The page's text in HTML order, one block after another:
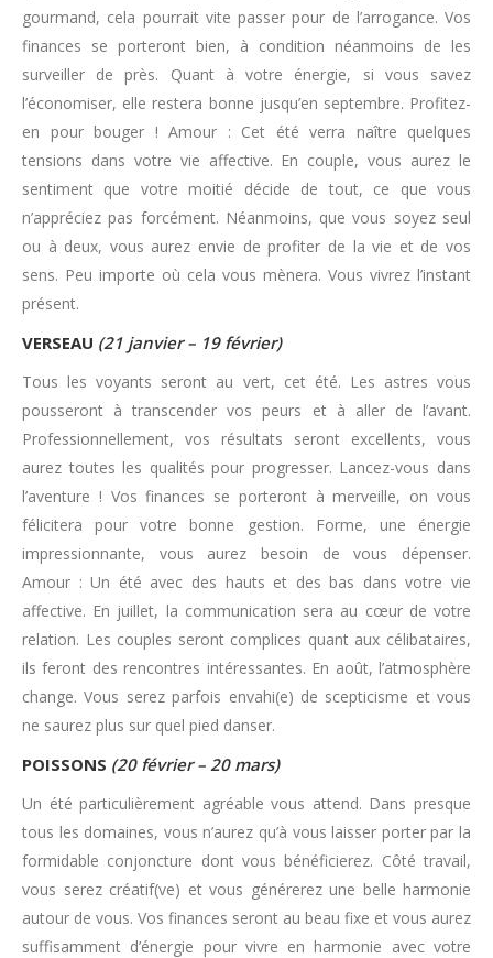
gourmand, cela pourrait vite passer pour de l’arrogance. Vos
finances se porteront bien, à condition néanmoins de les
surveiller de près. Quant à votre énergie, si vous savez
l’économiser, elle restera bonne jusqu’en septembre. Profitez-
en pour bouger ! Amour : Cet été verra naître quelques
tensions dans votre vie affective. En couple, vous aurez le
sentiment que votre moitié décide de tout, ce que vous
n’appréciez pas forcément. Néanmoins, que vous soyez seul
ou à deux, vous aurez envie de profiter de la vie et de vos
sens. Peu importe où cela vous mènera. Vous vivrez l’instant
présent.
VERSEAU (21 janvier – 19 février)
Tous les voyants seront au vert, cet été. Les astres vous
pousseront à transcender vos peurs et à aller de l’avant.
Professionnellement, vos résultats seront excellents, vous
aurez toutes les qualités pour progresser. Lancez-vous dans
l’aventure ! Vos finances se porteront à merveille, on vous
félicitera pour votre bonne gestion. Forme, une énergie
impressionnante, vous aurez besoin de vous dépenser.
Amour : Un été avec des hauts et des bas dans votre vie
affective. En juillet, la communication sera au cœur de votre
relation. Les couples seront complices quant aux célibataires,
ils feront des rencontres intéressantes. En août, l’atmosphère
change. Vous serez parfois envahi(e) de scepticisme et vous
ne saurez plus sur quel pied danser.
POISSONS (20 février – 20 mars)
Un été particulièrement agréable vous attend. Dans presque
tous les domaines, vous n’aurez qu’à vous laisser porter par la
formidable conjoncture dont vous bénéficierez. Côté travail,
vous serez créatif(ve) et vous générerez une belle harmonie
autour de vous. Vos finances seront au beau fixe et vous aurez
suffisamment d’énergie pour vivre en harmonie avec votre